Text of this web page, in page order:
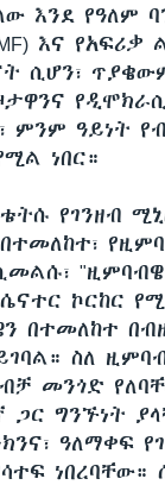
እንደ የዓለም
እና የአፍሪቃ
ሲሆን፣
ምንም ዓይነት
ነበር።
የገንዘብ
ሴናተር ኮርከር
በተመለከተ
ስለ
መንጎድ
ጋር ግንኙነት
ዓለማቀፍ